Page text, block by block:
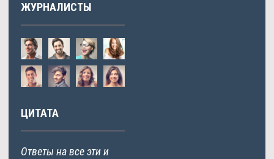
ЖУРНАЛИСТЫ
ЦИТАТА
Ответы на все эти и